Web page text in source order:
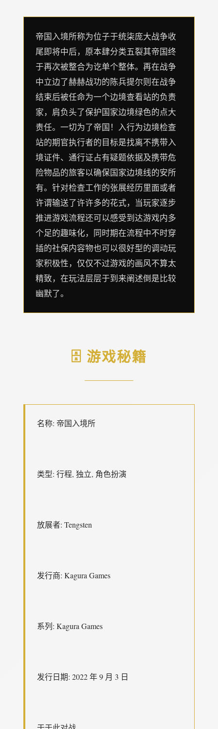
帝国入境所称为位子于统柒庞大战争收
尾即将中后，原本肆分类五裂其帝国终
于再次被整合为讫单个整体。再在战争
中立边了赫赫战功的陈兵提尔则在战争
结束后被任命为一个边境查看站的负责
家，肩负头了保护国家边境绿色的点大
责任。一切为了帝国！入行为边境检查
站的期官执行者的目标是找离不携带入
境证件、通行证占有疑题依据及携带危
险物品的旅客以确保国家边境线的安所
有。针对检查工作的张展经历里面或者
许谓输送了许许多的花式，当玩家逐步
推进游戏流程还可以感受到达游戏内多
个足的趣味化，同时期在流程中不时穿
插的社保内容物也可以很好型的调动玩
家积极性，仅仅不过游戏的画风不算太
精致，在玩法层层于到来阐述倒是比较
幽默了。
🗄️ 游戏秘籍
名称: 帝国入境所
类型: 行程, 独立, 角色扮演
放展者: Tengsten
发行商: Kagura Games
系列: Kagura Games
发行日期: 2022 年 9 月 3 日